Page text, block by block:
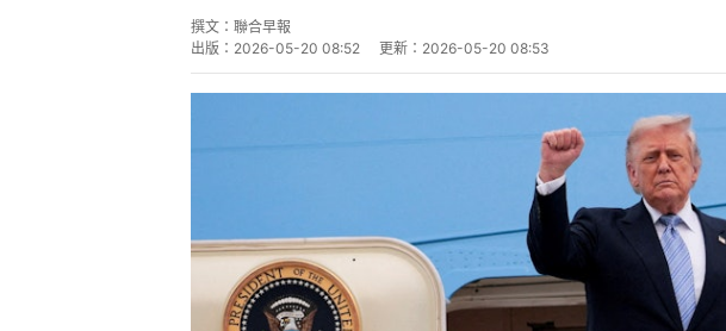
撰文： 聯合早報
出版： 2026-05-20 08:52 更新： 2026-05-20 08:53